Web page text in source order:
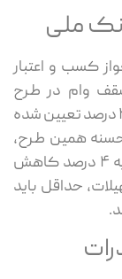
ملی
کسب و اعتبار
وام در طرح
پذیرنده ملی تا ۵ میلیارد تومان با نرخ سود ۲۳ درصد تعیین شده
همین طرح،
سقف وام به ۲۰۰ میلیون تومان و نرخ سود به ۴ درصد کاهش
حداقل باید